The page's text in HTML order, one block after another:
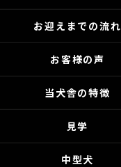
お迎えまでの流れ
お客様の声
当犬舎の特徴
見学
中型犬